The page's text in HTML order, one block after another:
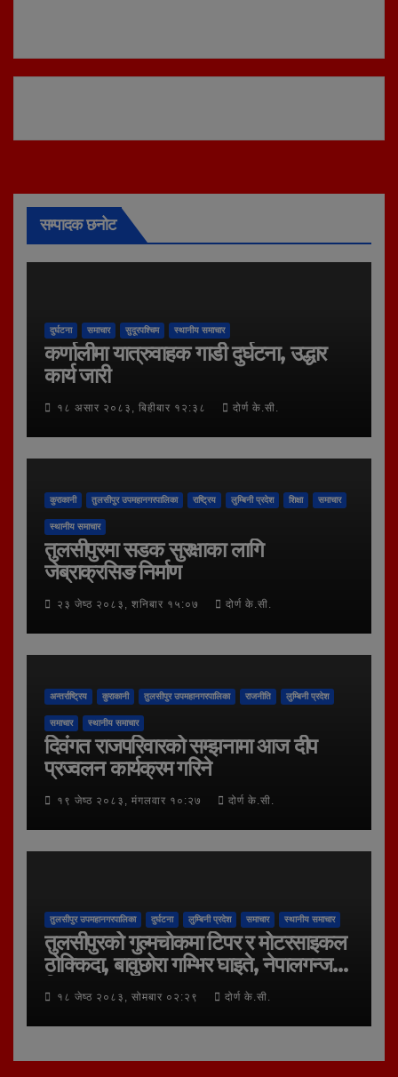
सम्पादक छनोट
दुर्घटना समाचार सुदूरपश्चिम स्थानीय समाचार
कर्णालीमा यात्रुवाहक गाडी दुर्घटना, उद्धार
कार्य जारी
१८ असार २०८३, बिहीबार १२:३८ दोर्ण के.सी.
कुराकानी तुलसीपुर उपमहानगरपालिका राष्ट्रिय लुम्बिनी प्रदेश शिक्षा समाचार
स्थानीय समाचार
तुलसीपुरमा सडक सुरक्षाका लागि
जेब्राक्रसिङ निर्माण
२३ जेष्ठ २०८३, शनिबार १५:०७ दोर्ण के.सी.
अन्तर्राष्ट्रिय कुराकानी तुलसीपुर उपमहानगरपालिका राजनीति लुम्बिनी प्रदेश
समाचार स्थानीय समाचार
दिवंगत राजपरिवारको सम्झनामा आज दीप
प्रज्वलन कार्यक्रम गरिने
१९ जेष्ठ २०८३, मंगलवार १०:२७ दोर्ण के.सी.
तुलसीपुर उपमहानगरपालिका दुर्घटना लुम्बिनी प्रदेश समाचार स्थानीय समाचार
तुलसीपुरको गुल्मचोकमा टिपर र मोटरसाइकल
ठोक्किदा, बावुछोरा गम्भिर घाइते, नेपालगन्ज
रिफर
१८ जेष्ठ २०८३, सोमबार ०२:२९ दोर्ण के.सी.